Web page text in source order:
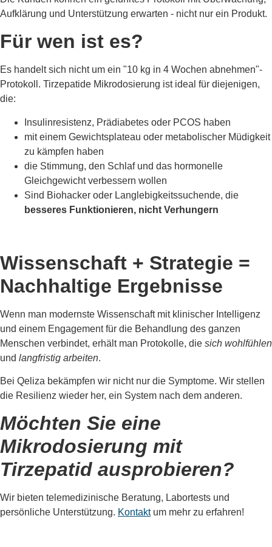
Aufklärung und Unterstützung erwarten - nicht nur ein Produkt.
Für wen ist es?
Es handelt sich nicht um ein "10 kg in 4 Wochen abnehmen"-
Protokoll. Tirzepatide Mikrodosierung ist ideal für diejenigen,
die:
Insulinresistenz, Prädiabetes oder PCOS haben
mit einem Gewichtsplateau oder metabolischer Müdigkeit
zu kämpfen haben
die Stimmung, den Schlaf und das hormonelle
Gleichgewicht verbessern wollen
Sind Biohacker oder Langlebigkeitssuchende, die
besseres Funktionieren, nicht Verhungern
Wissenschaft + Strategie =
Nachhaltige Ergebnisse
Wenn man modernste Wissenschaft mit klinischer Intelligenz
und einem Engagement für die Behandlung des ganzen
Menschen verbindet, erhält man Protokolle, die sich wohlfühlen
und langfristig arbeiten.
Bei Qeliza bekämpfen wir nicht nur die Symptome. Wir stellen
die Resilienz wieder her, ein System nach dem anderen.
Möchten Sie eine
Mikrodosierung mit
Tirzepatid ausprobieren?
Wir bieten telemedizinische Beratung, Labortests und
persönliche Unterstützung. Kontaktum mehr zu erfahren!